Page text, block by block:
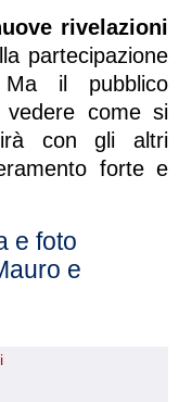
rivelazioni
partecipazione
il pubblico
come si
con gli altri
forte e
e foto
e